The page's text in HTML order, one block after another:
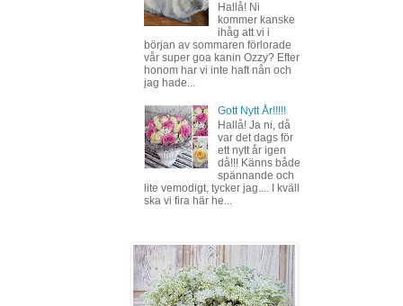
Hallå! Ni
kommer kanske
ihåg att vi i
början av sommaren förlorade
vår super goa kanin Ozzy? Efter
honom har vi inte haft nån och
jag hade...
Gott Nytt År!!!!!
Hallå! Ja ni, då
var det dags för
ett nytt år igen
då!!! Känns både
spännande och
lite vemodigt, tycker jag.... I kväll
ska vi fira här he...